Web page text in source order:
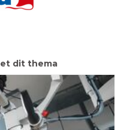
dit thema